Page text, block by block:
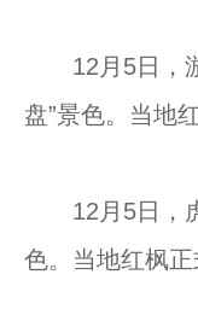
12月5日，游
盘”景色。当地
12月5日，虎
色。当地红枫